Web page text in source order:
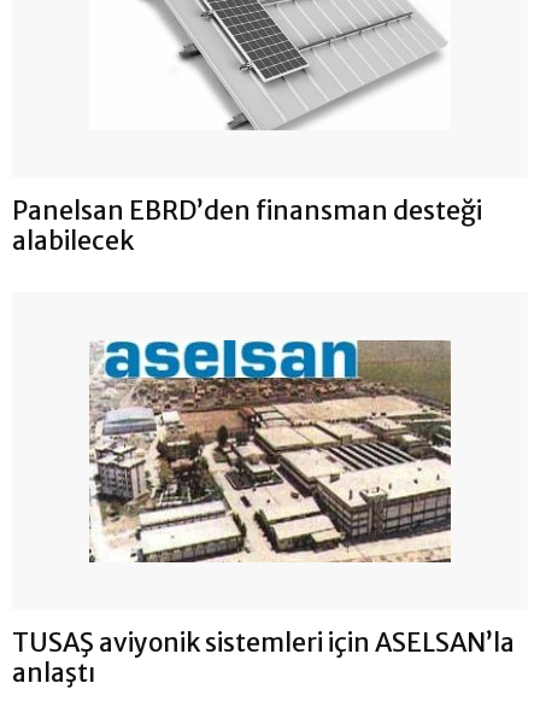
Panelsan EBRD’den finansman desteği
alabilecek
TUSAŞ aviyonik sistemleri için ASELSAN’la
anlaştı